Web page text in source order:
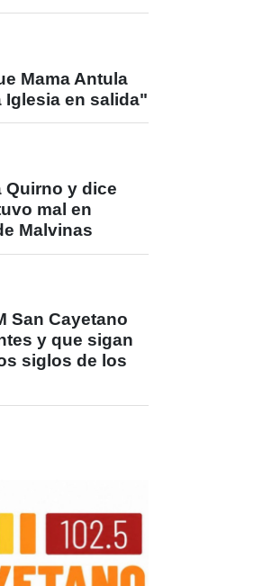
Mama Antula
Iglesia en salida"
Quirno y dice
mal en
Malvinas
San Cayetano
y que sigan
siglos de los